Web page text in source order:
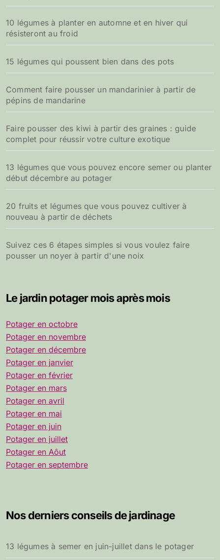
10 légumes à planter en automne et en hiver qui
résisteront au froid
15 légumes qui poussent bien dans des pots
Comment faire pousser un mandarinier à partir de
pépins de mandarine
Faire pousser des kiwi à partir des graines : guide
complet pour réussir votre culture exotique
13 légumes que vous pouvez encore semer ou planter
début décembre au potager
20 fruits et légumes que vous pouvez cultiver à
nouveau à partir de déchets
Suivez ces 6 étapes simples si vous voulez faire
pousser un noyer à partir d'une noix
Le jardin potager mois après mois
Potager en octobre
Potager en novembre
Potager en décembre
Potager en janvier
Potager en février
Potager en mars
Potager en avril
Potager en mai
Potager en juin
Potager en juillet
Potager en Aôut
Potager en septembre
Nos derniers conseils de jardinage
13 légumes à semer en juin-juillet dans le potager